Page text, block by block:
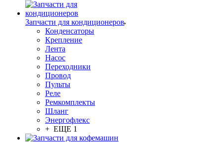
Запчасти для кондиционеров
Конденсаторы
Крепление
Лента
Насос
Переходники
Провод
Пульты
Реле
Ремкомплекты
Шланг
Энергофлекс
+ ЕЩЕ 1